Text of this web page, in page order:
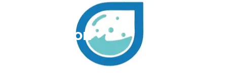
Information